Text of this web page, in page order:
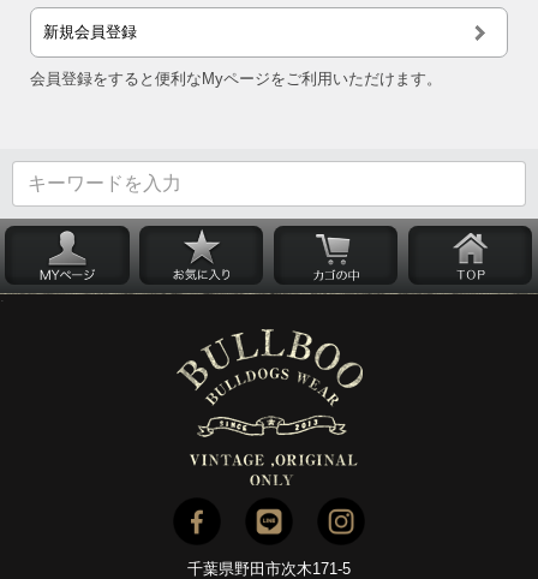
新規会員登録
会員登録をすると便利なMyページをご利用いただけます。
千葉県野田市次木171-5